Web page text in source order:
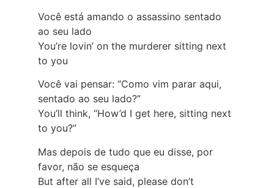
Você está amando o assassino sentado
ao seu lado
You’re lovin’ on the murderer sitting next
to you
Você vai pensar: “Como vim parar aqui,
sentado ao seu lado?”
You’ll think, “How’d I get here, sitting next
to you?”
Mas depois de tudo que eu disse, por
favor, não se esqueça
But after all I’ve said, please don’t